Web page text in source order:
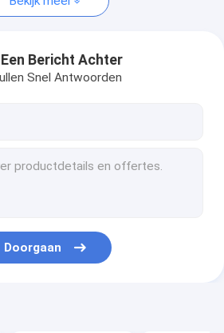
staalmetaal
staal
Bericht Achter
Snel Antwoorden
Doorgaan